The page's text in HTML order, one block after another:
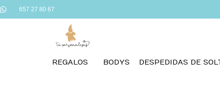
657 27 80 67
REGALOS BODYS DESPEDIDAS DE